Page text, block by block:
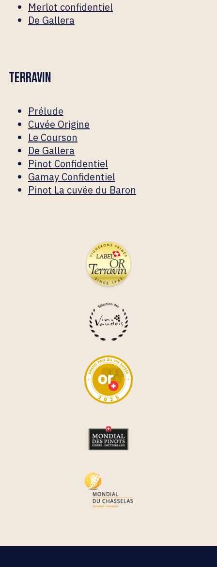
Merlot confidentiel
De Gallera
TERRAVIN
Prélude
Cuvée Origine
Le Courson
De Gallera
Pinot Confidentiel
Gamay Confidentiel
Pinot La cuvée du Baron